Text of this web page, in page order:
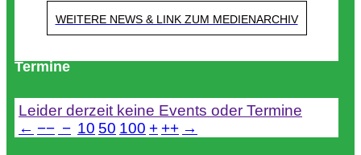
WEITERE NEWS & LINK ZUM MEDIENARCHIV
Termine
Leider derzeit keine Events oder Termine
← −− − 10 50 100 + ++ →